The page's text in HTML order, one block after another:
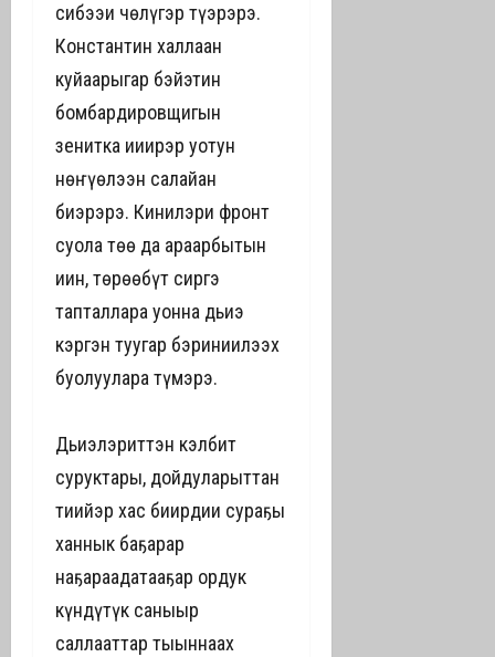
сибээһи чөлүгэр түһэрэрэ.
Константин халлаан
куйаарыгар бэйэтин
бомбардировщигын
зенитка иһиирэр уотун
нөҥүөлээн салайан
биэрэрэ. Кинилэри фронт
суола төһө да араарбытын
иһин, төрөөбүт сиргэ
тапталлара уонна дьиэ
кэргэн туһугар бэриниилээх
буолуулара түмэрэ.
Дьиэлэриттэн кэлбит
суруктары, дойдуларыттан
тиийэр хас биирдии сураҕы
ханнык баҕарар
наҕараадатааҕар ордук
күндүтүк саныыр
саллааттар тыыннаах